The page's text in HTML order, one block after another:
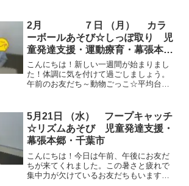
2月 ７日 （月） カラ
ーボールあそび☆しっぽ取り 児
童発達支援・運動療育・幕張本
郷・千葉市
こんにちは！新しい一週間が始まりまし
た！体調に気を付けて過ごしましょう。
午前のお友だち～動物ごっこ☆平均台を
や「船橋」など知っている駅もあったよ
うです。しっぽ取り☆鬼を...
5月21日 （水） フープキャッチ
☆リズムあそび 児童発達支援・
幕張本郷・千葉市
こんにちは！今日は午前、午後にお友だ
ちが来てくれました。この暑さと疲れで
集中力が欠けているお友だちもいます。